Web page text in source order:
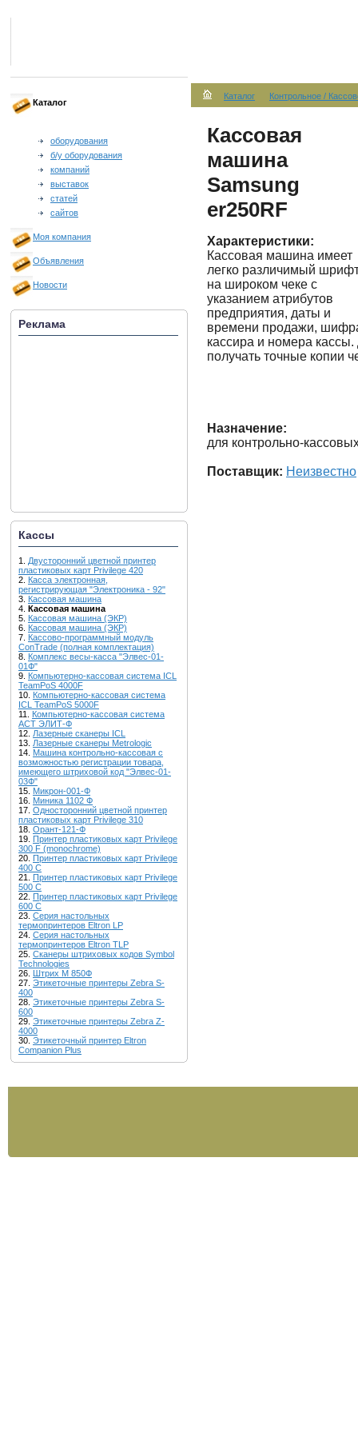
Каталог
оборудования
б/у оборудования
компаний
выставок
статей
сайтов
Моя компания
Объявления
Новости
Реклама
Кассы
1. Двусторонний цветной принтер
пластиковых карт Privilege 420
2. Касса электронная,
регистрирующая "Электроника - 92"
3. Кассовая машина
4. Кассовая машина
5. Кассовая машина (ЭКР)
6. Кассовая машина (ЭКР)
7. Кассово-программный модуль
ConTrade (полная комплектация)
8. Комплекс весы-касса "Элвес-01-
01Ф"
9. Компьютерно-кассовая система ICL
TeamPoS 4000F
10. Компьютерно-кассовая система
ICL TeamPoS 5000F
11. Компьютерно-кассовая система
АСТ ЭЛИТ-Ф
12. Лазерные сканеры ICL
13. Лазерные сканеры Metrologic
14. Машина контрольно-кассовая с
возможностью регистрации товара,
имеющего штриховой код "Элвес-01-
03Ф"
15. Микрон-001-Ф
16. Миника 1102 Ф
17. Односторонний цветной принтер
пластиковых карт Privilege 310
18. Орант-121-Ф
19. Принтер пластиковых карт Privilege
300 F (monochrome)
20. Принтер пластиковых карт Privilege
400 C
21. Принтер пластиковых карт Privilege
500 C
22. Принтер пластиковых карт Privilege
600 C
23. Серия настольных
термопринтеров Eltron LP
24. Серия настольных
термопринтеров Eltron TLP
25. Сканеры штриховых кодов Symbol
Technologies
26. Штрих М 850Ф
27. Этикеточные принтеры Zebra S-
400
28. Этикеточные принтеры Zebra S-
600
29. Этикеточные принтеры Zebra Z-
4000
30. Этикеточный принтер Eltron
Companion Plus
Каталог Контрольное /
Кассовая
машина
Samsung
er250RF
Характеристики:
Кассовая машина имеет
легко различимый
на широком чеке с
указанием атрибутов
предприятия, даты и
времени продажи,
кассира и номера
получать точные копии
Назначение:
для контрольно-
Поставщик: Неизвестно